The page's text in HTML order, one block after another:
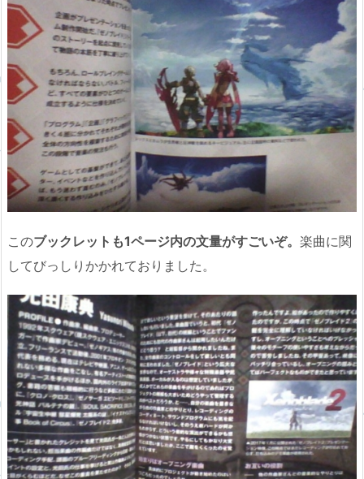
このブックレットも1ページ内の文量がすごいぞ。 楽曲に関
してびっしりかかれておりました。